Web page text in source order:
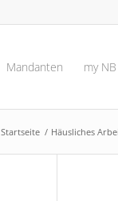
Mandanten my NB
Startseite / Häusliches